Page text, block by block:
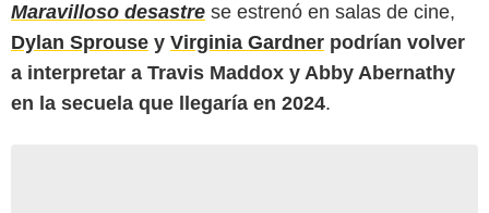
Maravilloso desastre se estrenó en salas de cine,
Dylan Sprouse y Virginia Gardner podrían volver
a interpretar a Travis Maddox y Abby Abernathy
en la secuela que llegaría en 2024.